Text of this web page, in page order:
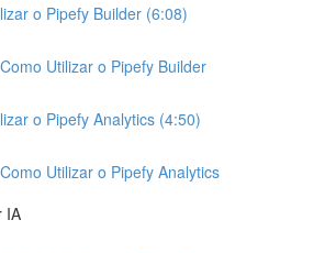
o Pipefy Builder (6:08)
Utilizar o Pipefy Builder
o Pipefy Analytics (4:50)
Utilizar o Pipefy Analytics
IA